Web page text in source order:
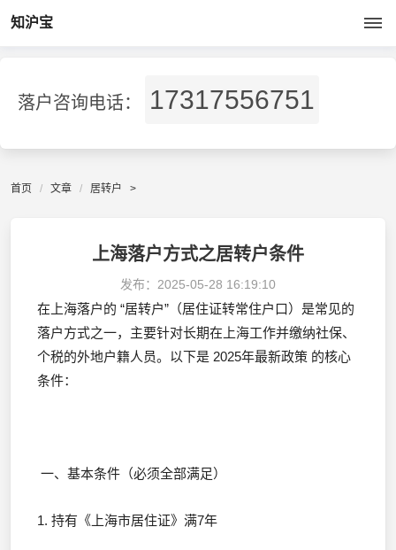
知沪宝
落户咨询电话： 17317556751
首页 文章 居转户 >
上海落户方式之居转户条件
发布： 2025-05-28 16:19:10
在上海落户的 “居转户”（居住证转常住户口）是常见的
落户方式之一，主要针对长期在上海工作并缴纳社保、
个税的外地户籍人员。以下是 2025年最新政策 的核心
条件：
一、基本条件（必须全部满足）
1. 持有《上海市居住证》满7年